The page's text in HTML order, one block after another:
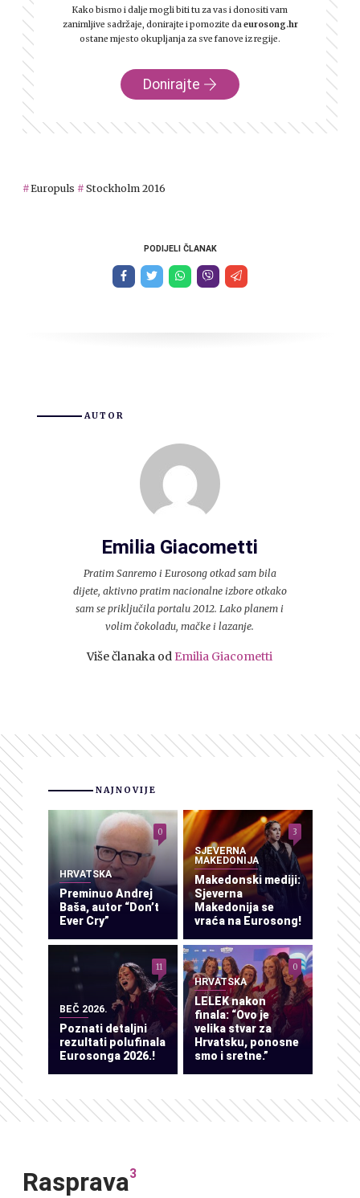
Kako bismo i dalje mogli biti tu za vas i donositi vam
zanimljive sadržaje, donirajte i pomozite daeurosong.hr
ostane mjesto okupljanja za sve fanove iz regije.
Donirajte
Europuls Stockholm 2016
PODIJELI ČLANAK
AUTOR
Emilia Giacometti
Pratim Sanremo i Eurosong otkad sam bila
dijete, aktivno pratim nacionalne izbore otkako
sam se priključila portalu 2012. Lako planem i
volim čokoladu, mačke i lazanje.
Više članaka od Emilia Giacometti
NAJNOVIJE
HRVATSKA
Preminuo Andrej
Baša, autor “Don’t
Ever Cry”
0
SJEVERNA
MAKEDONIJA
Makedonski mediji:
Sjeverna
Makedonija se
vraća na Eurosong!
3
BEČ 2026.
Poznati detaljni
rezultati polufinala
Eurosonga 2026.!
11
HRVATSKA
LELEK nakon
finala: “Ovo je
velika stvar za
Hrvatsku, ponosne
smo i sretne.”
0
Rasprava3